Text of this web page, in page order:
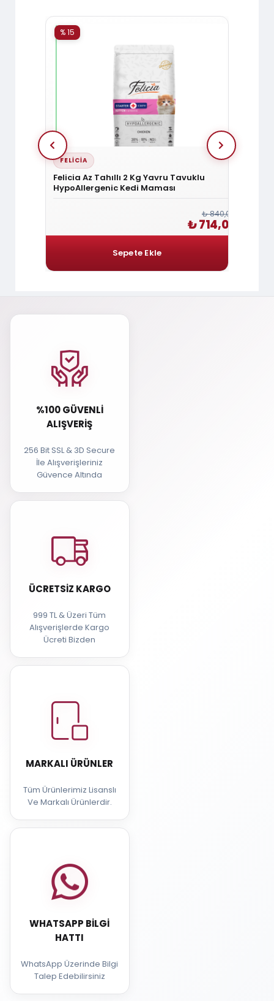
FELICIA
Felicia Az Tahıllı 2 Kg Yavru Tavuklu
HypoAllergenic Kedi Maması
% 15
₺ 840,00
₺ 714,00
%100 GÜVENLI
ALIŞVERIŞ
256 Bit SSL & 3D Secure
İle Alışverişleriniz
Güvence Altında
ÜCRETSIZ KARGO
999 TL & Üzeri Tüm
Alışverişlerde Kargo
Ücreti Bizden
MARKALI ÜRÜNLER
Tüm Ürünlerimiz Lisanslı
Ve Markalı Ürünlerdir.
WHATSAPP BILGI
HATTI
WhatsApp Üzerinde Bilgi
Talep Edebilirsiniz